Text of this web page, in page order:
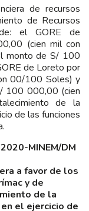
de recursos
de Recursos
el GORE de
(cien mil con
monto de S/ 100
de Loreto por
00/100 Soles) y
100 000,00 (cien
de la
de las funciones
MINEM/DM
a favor de los
y de
de la
el ejercicio de